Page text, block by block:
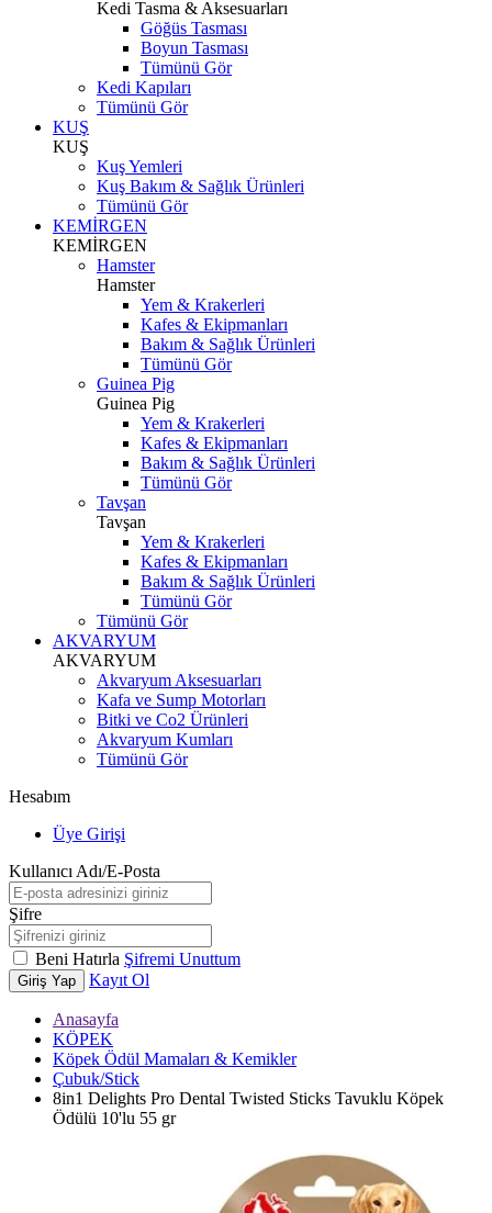
Kedi Tasma & Aksesuarları
Göğüs Tasması
Boyun Tasması
Tümünü Gör
Kedi Kapıları
Tümünü Gör
KUŞ
KUŞ
Kuş Yemleri
Kuş Bakım & Sağlık Ürünleri
Tümünü Gör
KEMİRGEN
KEMİRGEN
Hamster
Hamster
Yem & Krakerleri
Kafes & Ekipmanları
Bakım & Sağlık Ürünleri
Tümünü Gör
Guinea Pig
Guinea Pig
Yem & Krakerleri
Kafes & Ekipmanları
Bakım & Sağlık Ürünleri
Tümünü Gör
Tavşan
Tavşan
Yem & Krakerleri
Kafes & Ekipmanları
Bakım & Sağlık Ürünleri
Tümünü Gör
Tümünü Gör
AKVARYUM
AKVARYUM
Akvaryum Aksesuarları
Kafa ve Sump Motorları
Bitki ve Co2 Ürünleri
Akvaryum Kumları
Tümünü Gör
Hesabım
Üye Girişi
Kullanıcı Adı/E-Posta
Şifre
Beni Hatırla Şifremi Unuttum
Giriş Yap Kayıt Ol
Anasayfa
KÖPEK
Köpek Ödül Mamaları & Kemikler
Çubuk/Stick
8in1 Delights Pro Dental Twisted Sticks Tavuklu Köpek
Ödülü 10'lu 55 gr